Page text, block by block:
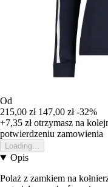
Od
215,00 zł 147,00 zł -32%
+7,35 złotrzymasz na
potwierdzeniu zamowienia
Loading...
Opis
Polaż z zamkiem na